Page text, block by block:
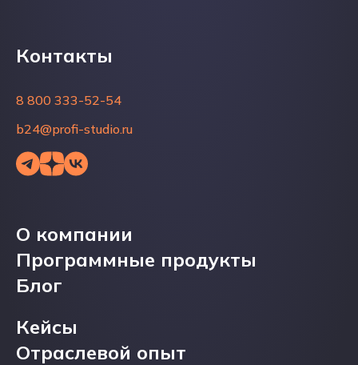
Контакты
8 800 333-52-54
b24@profi-studio.ru
b24@profi-studio.ru
О компании
О компании
Программные продукты
Программные продукты
Блог
Кейсы
Кейсы
Отраслевой опыт